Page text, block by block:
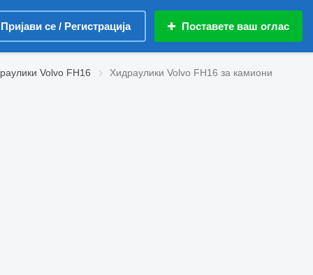
Пријави се / Регистрација Поставете ваш оглас
Volvo FH16 Хидраулики Volvo FH16 за камиони